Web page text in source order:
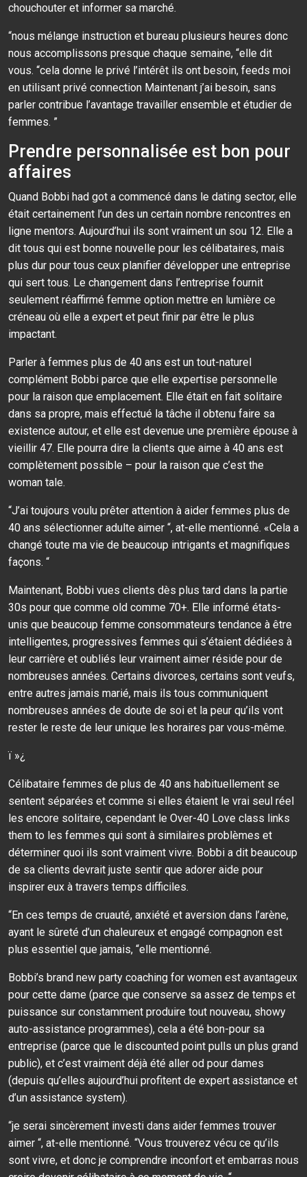
chouchouter et informer sa marché.
“nous mélange instruction et bureau plusieurs heures donc
nous accomplissons presque chaque semaine, “elle dit
vous. “cela donne le privé l’intérêt ils ont besoin, feeds moi
en utilisant privé connection Maintenant j’ai besoin, sans
parler contribue l’avantage travailler ensemble et étudier de
femmes. ”
Prendre personnalisée est bon pour
affaires
Quand Bobbi had got a commencé dans le dating sector, elle
était certainement l’un des un certain nombre rencontres en
ligne mentors. Aujourd’hui ils sont vraiment un sou 12. Elle a
dit tous qui est bonne nouvelle pour les célibataires, mais
plus dur pour tous ceux planifier développer une entreprise
qui sert tous. Le changement dans l’entreprise fournit
seulement réaffirmé femme option mettre en lumière ce
créneau où elle a expert et peut finir par être le plus
impactant.
Parler à femmes plus de 40 ans est un tout-naturel
complément Bobbi parce que elle expertise personnelle
pour la raison que emplacement. Elle était en fait solitaire
dans sa propre, mais effectué la tâche il obtenu faire sa
existence autour, et elle est devenue une première épouse à
vieillir 47. Elle pourra dire la clients que aime à 40 ans est
complètement possible – pour la raison que c’est the
woman tale.
“J’ai toujours voulu prêter attention à aider femmes plus de
40 ans sélectionner adulte aimer “, at-elle mentionné. «Cela a
changé toute ma vie de beaucoup intrigants et magnifiques
façons. “
Maintenant, Bobbi vues clients dès plus tard dans la partie
30s pour que comme old comme 70+. Elle informé états-
unis que beaucoup femme consommateurs tendance à être
intelligentes, progressives femmes qui s’étaient dédiées à
leur carrière et oubliés leur vraiment aimer réside pour de
nombreuses années. Certains divorces, certains sont veufs,
entre autres jamais marié, mais ils tous communiquent
nombreuses années de doute de soi et la peur qu’ils vont
rester le reste de leur unique les horaires par vous-même.
ï »¿
Célibataire femmes de plus de 40 ans habituellement se
sentent séparées et comme si elles étaient le vrai seul réel
les encore solitaire, cependant le Over-40 Love class links
them to les femmes qui sont à similaires problèmes et
déterminer quoi ils sont vraiment vivre. Bobbi a dit beaucoup
de sa clients devrait juste sentir que adorer aide pour
inspirer eux à travers temps difficiles.
“En ces temps de cruauté, anxiété et aversion dans l’arène,
ayant le sûreté d’un chaleureux et engagé compagnon est
plus essentiel que jamais, “elle mentionné.
Bobbi’s brand new party coaching for women est avantageux
pour cette dame (parce que conserve sa assez de temps et
puissance sur constamment produire tout nouveau, showy
auto-assistance programmes), cela a été bon-pour sa
entreprise (parce que le discounted point pulls un plus grand
public), et c’est vraiment déjà été aller od pour dames
(depuis qu’elles aujourd’hui profitent de expert assistance et
d’un assistance system).
“je serai sincèrement investi dans aider femmes trouver
aimer “, at-elle mentionné. “Vous trouverez vécu ce qu’ils
sont vivre, et donc je comprendre inconfort et embarras nous